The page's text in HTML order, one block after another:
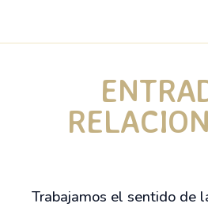
Trabajamos el sentido de